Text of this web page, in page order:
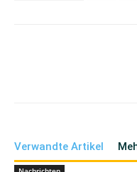
Verwandte Artikel